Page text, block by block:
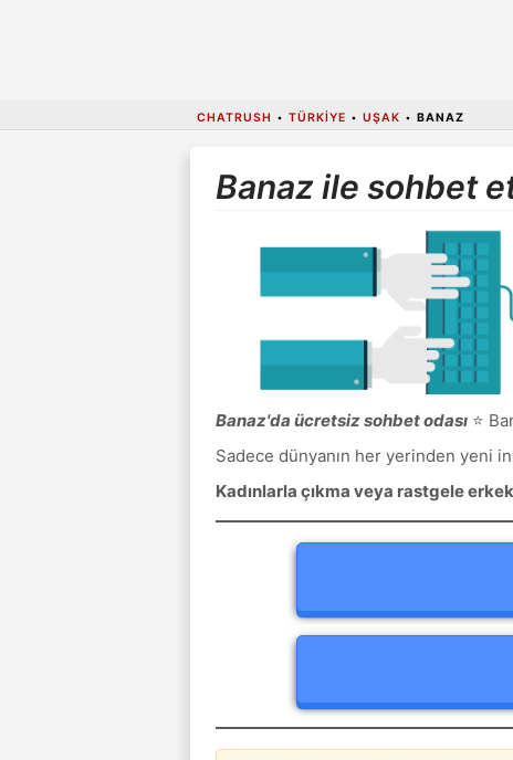
CHATRUSH • TÜRKIYE • UŞAK • BANAZ
Banaz ile sohbet
Banaz'da ücretsiz sohbet odası⭐
Sadece dünyanın her yerinden yeni
Kadınlarla çıkma veya rastgele